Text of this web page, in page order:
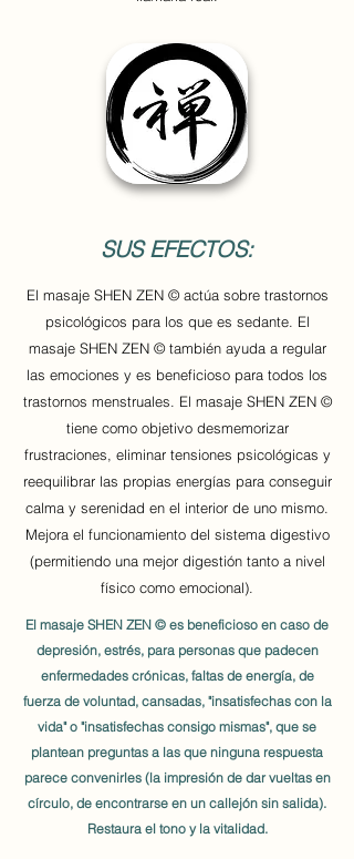
SUS EFECTOS:
El masaje SHEN ZEN © actúa sobre trastornos
psicológicos para los que es sedante. El
masaje SHEN ZEN © también ayuda a regular
las emociones y es beneficioso para todos los
trastornos menstruales. El masaje SHEN ZEN ©
tiene como objetivo desmemorizar
frustraciones, eliminar tensiones psicológicas y
reequilibrar las propias energías para conseguir
calma y serenidad en el interior de uno mismo.
Mejora el funcionamiento del sistema digestivo
(permitiendo una mejor digestión tanto a nivel
físico como emocional).
El masaje SHEN ZEN © es beneficioso en caso de
depresión, estrés, para personas que padecen
enfermedades crónicas, faltas de energía, de
fuerza de voluntad, cansadas, "insatisfechas con la
vida" o "insatisfechas consigo mismas", que se
plantean preguntas a las que ninguna respuesta
parece convenirles (la impresión de dar vueltas en
círculo, de encontrarse en un callejón sin salida).
Restaura el tono y la vitalidad.